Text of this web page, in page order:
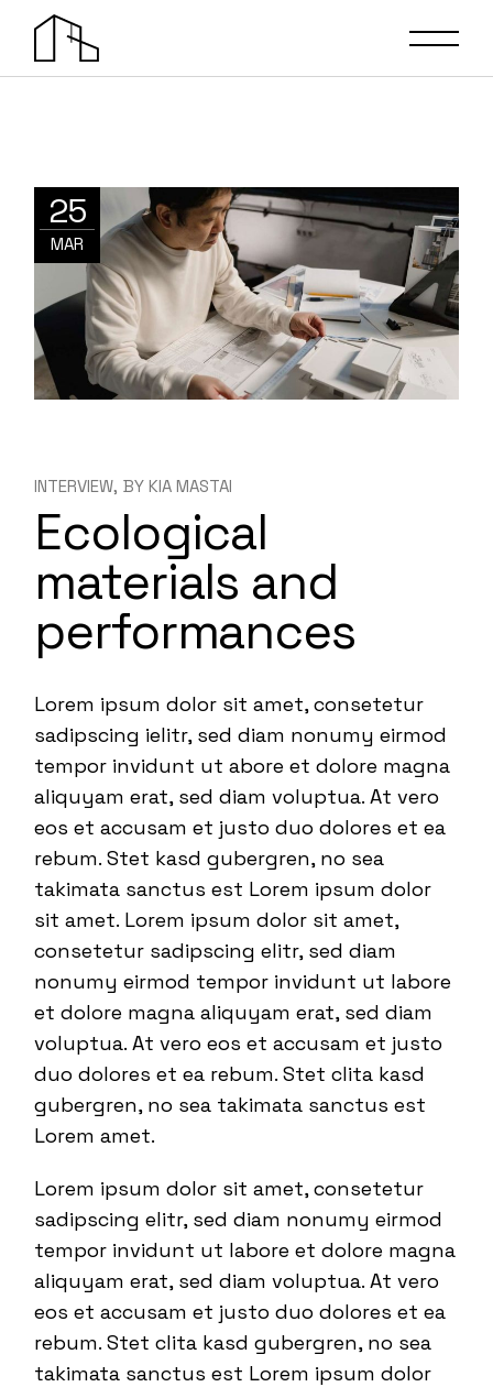
25
MAR
INTERVIEW BY KIA MASTAI
Ecological
materials and
performances
Lorem ipsum dolor sit amet, consetetur
sadipscing ielitr, sed diam nonumy eirmod
tempor invidunt ut abore et dolore magna
aliquyam erat, sed diam voluptua. At vero
eos et accusam et justo duo dolores et ea
rebum. Stet kasd gubergren, no sea
takimata sanctus est Lorem ipsum dolor
sit amet. Lorem ipsum dolor sit amet,
consetetur sadipscing elitr, sed diam
nonumy eirmod tempor invidunt ut labore
et dolore magna aliquyam erat, sed diam
voluptua. At vero eos et accusam et justo
duo dolores et ea rebum. Stet clita kasd
gubergren, no sea takimata sanctus est
Lorem amet.
Lorem ipsum dolor sit amet, consetetur
sadipscing elitr, sed diam nonumy eirmod
tempor invidunt ut labore et dolore magna
aliquyam erat, sed diam voluptua. At vero
eos et accusam et justo duo dolores et ea
rebum. Stet clita kasd gubergren, no sea
takimata sanctus est Lorem ipsum dolor